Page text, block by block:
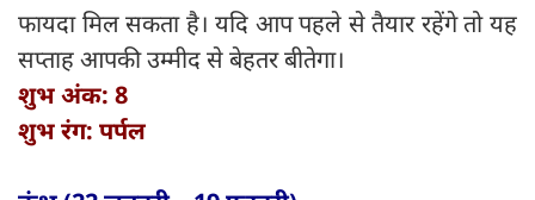
फायदा मिल सकता है। यदि आप पहले से तैयार रहेंगे तो यह
सप्ताह आपकी उम्मीद से बेहतर बीतेगा।
शुभ अंक: 8
शुभ रंग: पर्पल